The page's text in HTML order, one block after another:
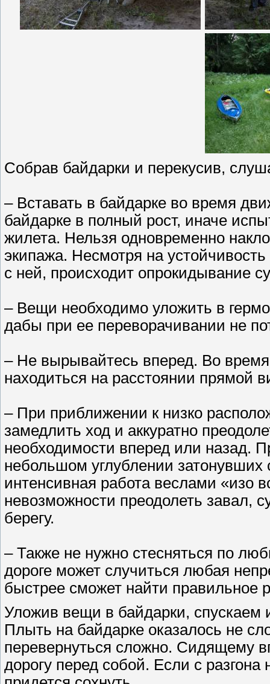
Собрав байдарки и перекусив,
– Вставать в байдарке во время
байдарке в полный рост, иначе
жилета. Нельзя одновременно
экипажа. Несмотря на
с ней, происходит опрокидывание
– Вещи необходимо уложить в
дабы при ее переворачивании не
– Не вырывайтесь вперед. Во
находиться на расстоянии прямой
– При приближении к низко
замедлить ход и аккуратно
необходимости вперед или назад.
небольшом углублении затонувших
интенсивная работа веслами «изо
невозможности преодолеть завал,
берегу.
– Также не нужно стесняться по
дороге может случиться любая
быстрее сможет найти правильное
Уложив вещи в байдарки, спускаем
Плыть на байдарке оказалось не
перевернуться сложно. Сидящему
дорогу перед собой. Если с разгона